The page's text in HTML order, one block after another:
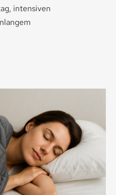
intensiven